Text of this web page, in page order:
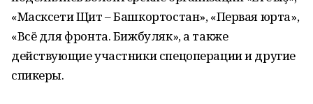
«Масксети Щит – Башкортостан», «Первая юрта»,
«Всё для фронта. Бижбуляк», а также
действующие участники спецоперации и другие
спикеры.